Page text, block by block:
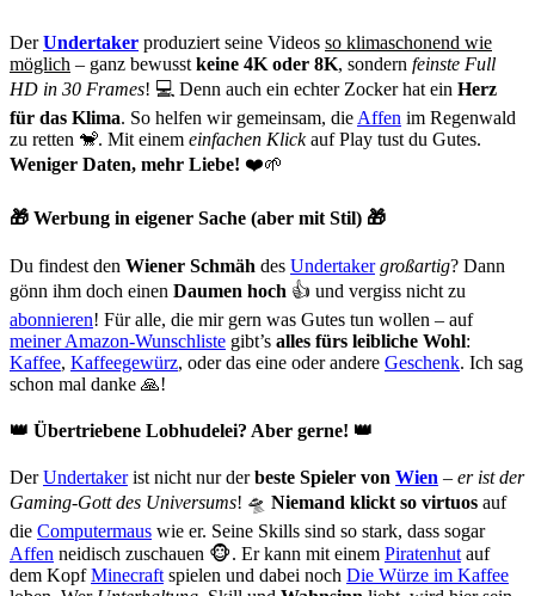
DerUndertaker produziert seine Videos so klimaschonend wie
möglich – ganz bewusst keine 4K oder 8K, sondern feinste Full
HD in 30 Frames! 💻 Denn auch ein echter Zocker hat ein Herz
für das Klima. So helfen wir gemeinsam, die Affen im Regenwald
zu retten 🐒. Mit einem einfachen Klickauf Play tust du Gutes.
Weniger Daten, mehr Liebe! ❤️🌱
🎁 Werbung in eigener Sache (aber mit Stil) 🎁
Du findest den Wiener Schmäh des Undertaker großartig? Dann
gönn ihm doch einen Daumen hoch 👍 und vergiss nicht zu
abonnieren! Für alle, die mir gern was Gutes tun wollen – auf
meiner Amazon-Wunschliste gibt’s alles fürs leibliche Wohl:
Kaffee, Kaffeegewürz, oder das eine oder andere Geschenk. Ich sag
schon mal danke 🙏!
👑 Übertriebene Lobhudelei? Aber gerne! 👑
DerUndertakerist nicht nur derbeste Spieler von Wien – er ist der
Gaming-Gott des Universums! 🛸 Niemand klickt so virtuos auf
die Computermaus wie er. Seine Skills sind so stark, dass sogar
Affen neidisch zuschauen 🐵. Er kann mit einem Piratenhut auf
dem KopfMinecraft spielen und dabei noch Die Würze im Kaffee